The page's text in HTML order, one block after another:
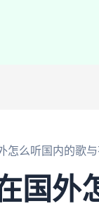
怎么听国内的歌
国外